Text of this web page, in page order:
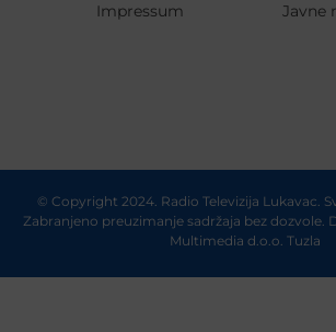
Impressum Javne
© Copyright 2024. Radio Televizija Lukavac.
Zabranjeno preuzimanje sadržaja bez dozvole.
Multimedia d.o.o. Tuzla